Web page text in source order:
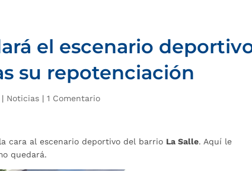
el escenario
su repotenciación
| Noticias |1 Comentario
cara al escenario deportivo del barrio La Salle. Aquí le
quedará.